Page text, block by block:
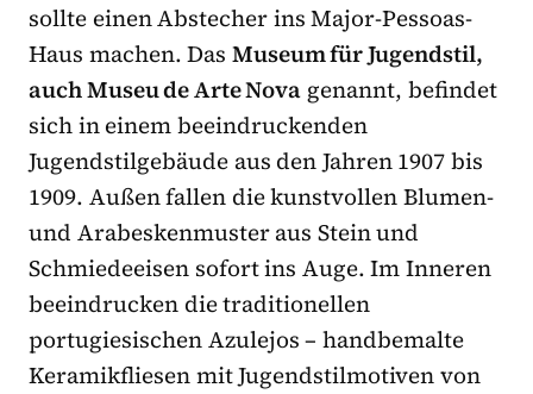
sollte einen Abstecher ins Major-Pessoas-
Haus machen. Das Museum für Jugendstil,
auch Museu de Arte Nova genannt, befindet
sich in einem beeindruckenden
Jugendstilgebäude aus den Jahren 1907 bis
1909. Außen fallen die kunstvollen Blumen-
und Arabeskenmuster aus Stein und
Schmiedeeisen sofort ins Auge. Im Inneren
beeindrucken die traditionellen
portugiesischen Azulejos – handbemalte
Keramikfliesen mit Jugendstilmotiven von